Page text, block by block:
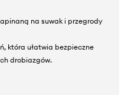
na suwak i przegrody
która ułatwia bezpieczne
drobiazgów.